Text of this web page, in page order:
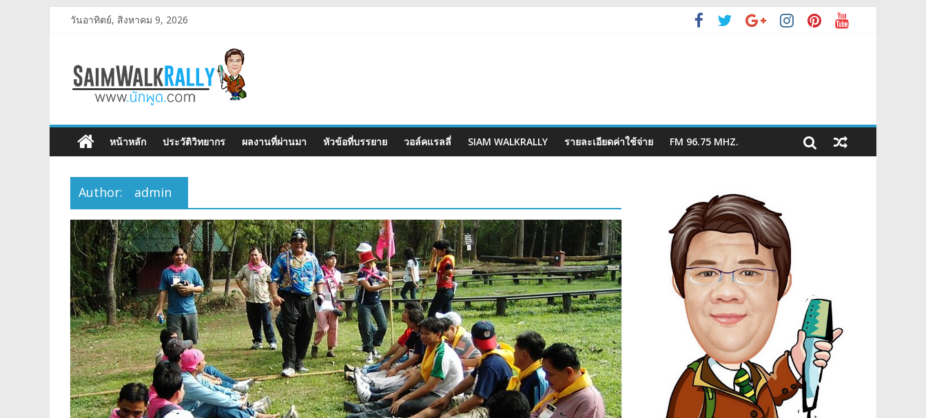
วันอาทิตย์, สิงหาคม 9, 2026
หน้าหลัก ประวัติวิทยากร ผลงานที่ผ่านมา หัวข้อที่บรรยาย วอล์คแรลลี่ SIAM WALKRALLY รายละเอียดค่าใช้จ่าย FM 96.75 MHZ.
Author: admin